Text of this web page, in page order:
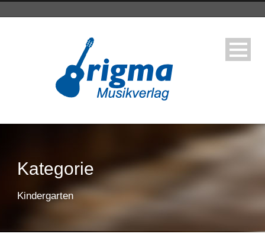
Kategorie
Kindergarten